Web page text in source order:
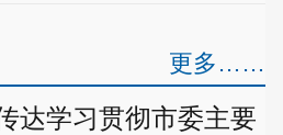
更多……
达学习贯彻市委主要